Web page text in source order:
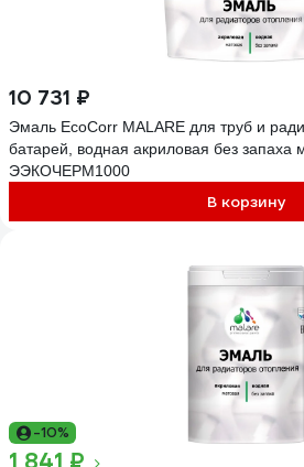
10 731 ₽
Эмаль EcoCorr MALARE для труб и
батарей, водная акриловая без запаха
ЭЭКОЧЕРМ1000
В корзину
-10%